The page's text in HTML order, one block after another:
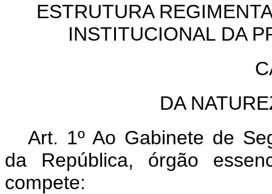
ESTRUTURA
INSTITUCIONAL DA
DA
Art. 1º Ao Gabinete de
da República, órgão
compete: